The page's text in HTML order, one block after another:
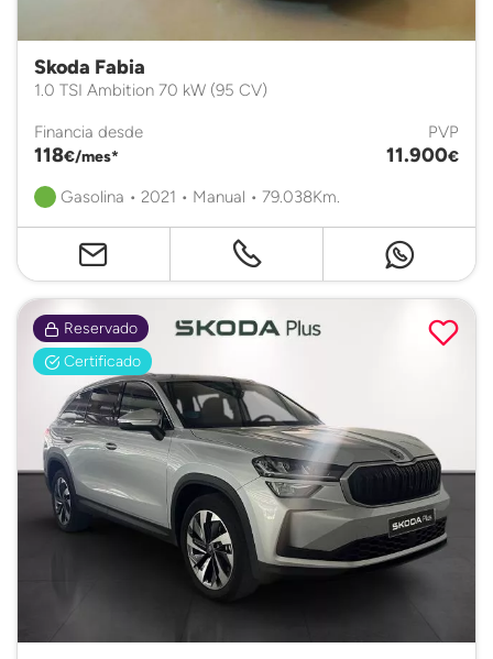
Skoda Fabia
1.0 TSI Ambition 70 kW (95 CV)
Financia desde
118€/mes*
PVP
11.900€
Gasolina • 2021 • Manual • 79.038Km.
Reservado
Certificado